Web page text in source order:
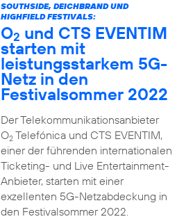
SOUTHSIDE, DEICHBRAND UND
HIGHFIELD FESTIVALS:
O2 und CTS EVENTIM
starten mit
leistungsstarkem 5G-
Netz in den
Festivalsommer 2022
Der Telekommunikationsanbieter
O2Telefónica und CTS EVENTIM,
einer der führenden internationalen
Ticketing- und Live Entertainment-
Anbieter, starten mit einer
exzellenten 5G-Netzabdeckung in
den Festivalsommer 2022.